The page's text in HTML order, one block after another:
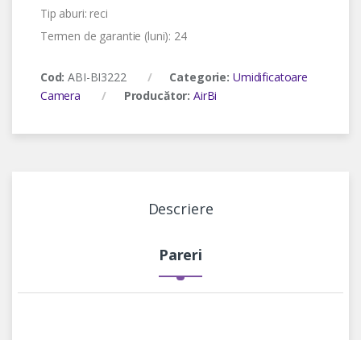
Tip aburi: reci
Termen de garantie (luni): 24
Cod:ABI-BI3222 Categorie: Umidificatoare
Camera
Producător:AirBi
Descriere
Pareri